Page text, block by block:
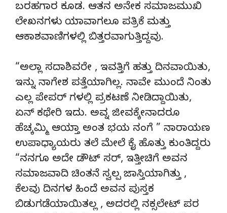
ಬರಹಗಾರ ಕೂಡ. ಆತನ ಅನೇಕ ಸಮಾಜಮುಖಿ
ಲೇಖನಗಳು ಯಾವಾಗಲೂ ಪತ್ರಿಕೆ ಮತ್ತು
ಆಕಾಶವಾಣಿಗಳಲ್ಲಿ ಬಿತ್ತರವಾಗುತ್ತಿದ್ದವು.
“ಅಲ್ಲಾ ಸದಾಶಿವರೇ , ಇವತ್ತಿಗೆ ಹತ್ತು ದಿನವಾಯಿತು,
ಇನ್ನು ನಾಗೇಶ ಪತ್ತೆಯಾಗಿಲ್ಲ. ನಾವೇ ಮುಂದೆ ನಿಂತು
ಎಲ್ಲ ಪೇಪರ್ ಗಳಲ್ಲಿ ಪ್ರಕಟಣೆ ನೀಡಿದ್ದಾಯಿತು,
ಏನ್ ಕಥೇರಿ ಇದು. ಅವ್ನ ಜೀವಕ್ಕೇನಾದರೂ
ಹೆಚ್ಕಮ್ಮಿ ಆಯ್ತಾ ಅಂತ ಭಯ ನಂಗೆ ” ನಾರಾಯಣ
ಉಪಾಧ್ಯಾಯರು ತಲೆ ಮೇಲೆ ಕೈ ಹೊತ್ತು ಕುಂತಿದ್ದರು
“ನನಗೂ ಅದೇ ಡೌಟ್ ಸರ್, ಇತ್ತೀಚಿಗೆ ಅವನ
ಸಮಾಜವಾದಿ ಚಿಂತನೆ ಸ್ವಲ್ಪ ಜಾಸ್ತಿಯಾಗಿತ್ತು ,
ಕೆಲವು ದಿನಗಳ ಹಿಂದೆ ಅವನ ಪುಸ್ತಕ
ಬಿಡುಗಡೆಯಾಯಿತಲ್ಲ , ಅದರಲ್ಲಿ ನಕ್ಸಲೇಟ್ ಪರ